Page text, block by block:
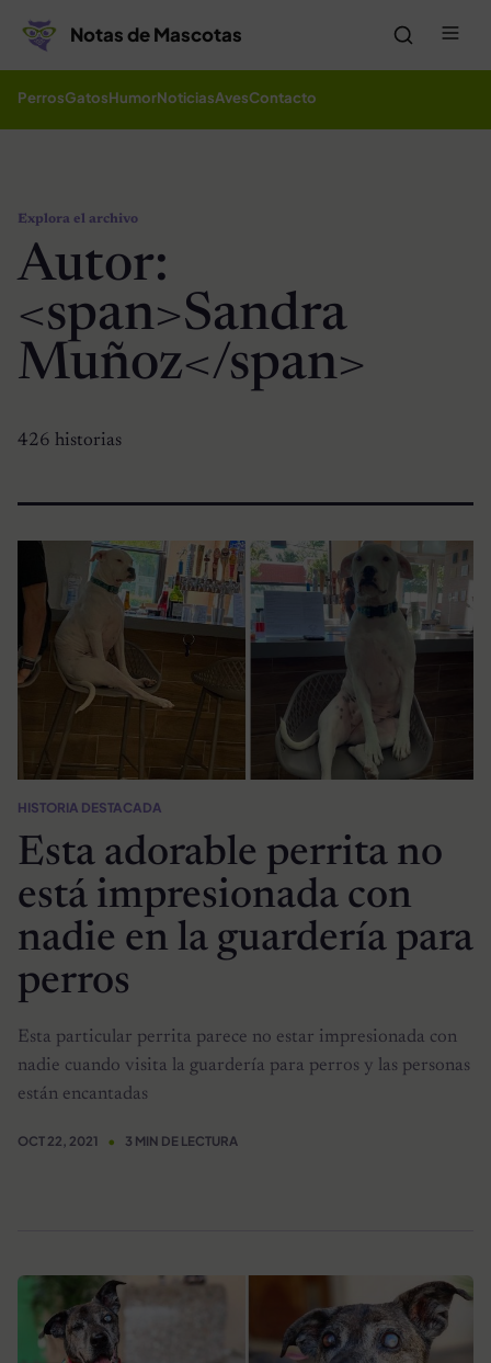
Notas de Mascotas
PerrosGatosHumorNoticiasAvesContacto
Explora el archivo
Autor:
<span>Sandra
Muñoz</span>
426 historias
HISTORIA DESTACADA
Esta adorable perrita no
está impresionada con
nadie en la guardería para
perros
Esta particular perrita parece no estar impresionada con
nadie cuando visita la guardería para perros y las personas
están encantadas
OCT 22, 2021 3 MIN DE LECTURA